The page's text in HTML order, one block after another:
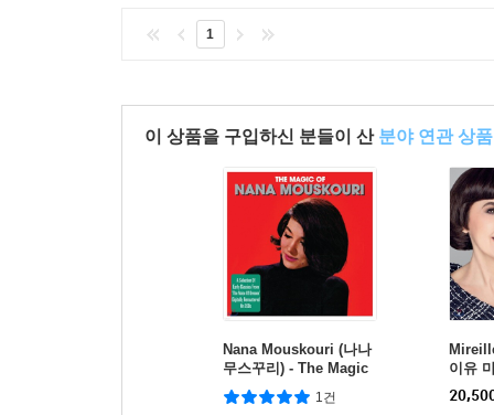
1
이 상품을 구입하신 분들이 산 분야 연관 상품
Nana Mouskouri (나나
무스꾸리) - The Magic
Of Nana Mouskouri
1건
이유
France